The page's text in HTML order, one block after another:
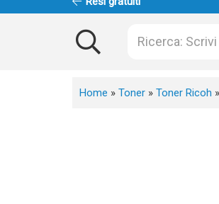
Home » Toner » Toner Ricoh »